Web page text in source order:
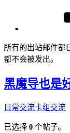
所有的出站邮件都
都不会被发出。
黑魔导也是
日常交流卡组交流
已选择 0 个帖子。